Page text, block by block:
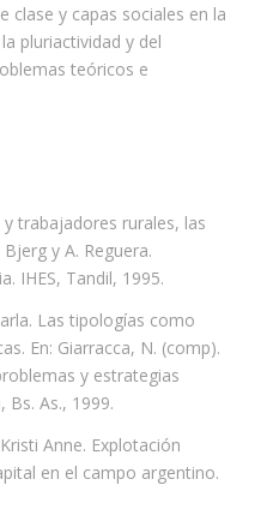
clase y capas sociales en la
pluriactividad y del
teóricos e
trabajadores rurales, las
y A. Reguera.
IHES, Tandil, 1995.
Las tipologías como
En: Giarracca, N. (comp).
y estrategias
Bs. As., 1999.
Anne. Explotación
en el campo argentino.